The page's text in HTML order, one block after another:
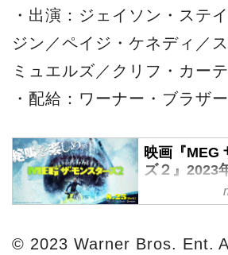
・出演：ジェイソン・ステ
ジン／ペイジ・ケネディ／
ミュエルズ／クリフ・カー
・配給：ワーナー・ブラザ
映画『MEG
ズ２』2023
全国ロード
２』2023年8
© 2023 Warner Bros. Ent.